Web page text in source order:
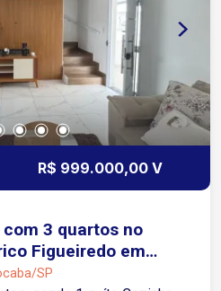
R$ 999.000,00 V
3 quartos no
Figueiredo em
SP